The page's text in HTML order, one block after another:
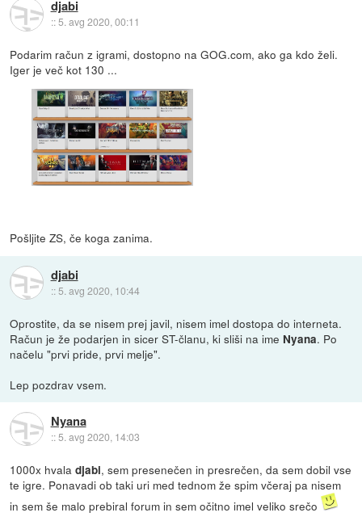
djabi
::5. avg 2020, 00:11
Podarim račun z igrami, dostopno na GOG.com, ako ga kdo želi.
Iger je več kot 130 ...
Pošljite ZS, če koga zanima.
djabi
:: 5. avg 2020, 10:44
Oprostite, da se nisem prej javil, nisem imel dostopa do interneta.
Račun je že podarjen in sicer ST-članu, ki sliši na ime Nyana. Po
načelu "prvi pride, prvi melje".
Lep pozdrav vsem.
Nyana
::5. avg 2020, 14:03
1000x hvaladjabi, sem presenečen in presrečen, da sem dobil vse
te igre. Ponavadi ob taki uri med tednom že spim včeraj pa nisem
in sem še malo prebiral forum in sem očitno imel veliko srečo